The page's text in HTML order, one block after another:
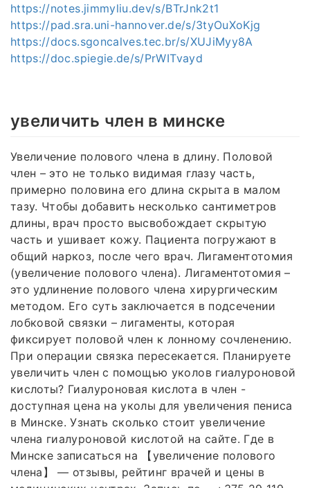
https://notes.jimmyliu.dev/s/BTrJnk2t1
https://pad.sra.uni-hannover.de/s/3tyOuXoKjg
https://docs.sgoncalves.tec.br/s/XUJiMyy8A
https://doc.spiegie.de/s/PrWITvayd
увеличить член в минске
Увеличение полового члена в длину. Половой
член – это не только видимая глазу часть,
примерно половина его длина скрыта в малом
тазу. Чтобы добавить несколько сантиметров
длины, врач просто высвобождает скрытую
часть и ушивает кожу. Пациента погружают в
общий наркоз, после чего врач. Лигаментотомия
(увеличение полового члена). Лигаментотомия –
это удлинение полового члена хирургическим
методом. Его суть заключается в подсечении
лобковой связки – лигаменты, которая
фиксирует половой член к лонному сочленению.
При операции связка пересекается. Планируете
увеличить член с помощью уколов гиалуроновой
кислоты? Гиалуроновая кислота в член -
доступная цена на уколы для увеличения пениса
в Минске. Узнать сколько стоит увеличение
члена гиалуроновой кислотой на сайте. Где в
Минске записаться на 【увеличение полового
члена】 — отзывы, рейтинг врачей и цены в